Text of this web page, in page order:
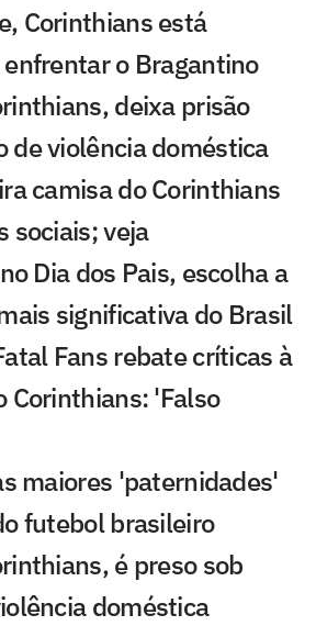
Corinthians está
o Bragantino
deixa prisão
de violência doméstica
camisa do Corinthians
sociais; veja
Dia dos Pais, escolha a
significativa do Brasil
Fans rebate críticas à
Corinthians: 'Falso
maiores 'paternidades'
futebol brasileiro
é preso sob
doméstica